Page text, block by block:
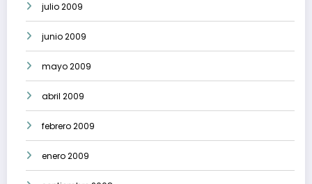
julio 2009
junio 2009
mayo 2009
abril 2009
febrero 2009
enero 2009